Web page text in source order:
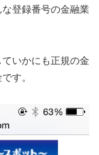
登録番号の金融業
いかにも正規の金
す。